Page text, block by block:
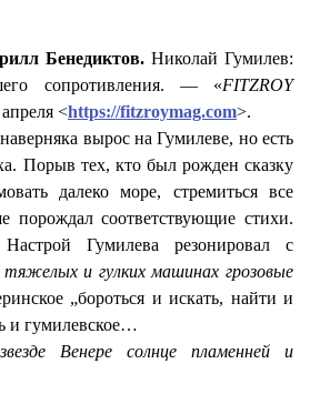
Бенедиктов. Николай Гумилев:
сопротивления. — «FITZROY
<https://fitzroymag.com>.
вырос на Гумилеве, но есть
Порыв тех, кто был рожден сказку
далеко море, стремиться все
соответствующие стихи.
Гумилева резонировал с
тяжелых и гулких машинах грозовые
„бороться и искать, найти и
и гумилевское…
Венере солнце пламенней и